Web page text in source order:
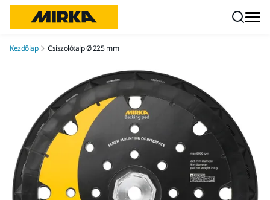
Kezdőlap Csiszolótalp Ø 225 mm